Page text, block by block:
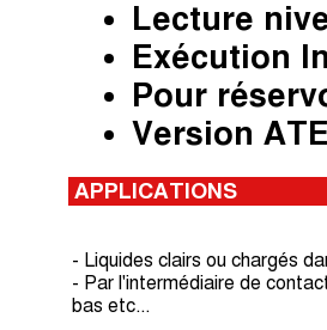
Lecture
Exécution
Pour
Version
APPLICATIONS
- Liquides clairs ou chargés
- Par l'intermédiaire de
bas etc...